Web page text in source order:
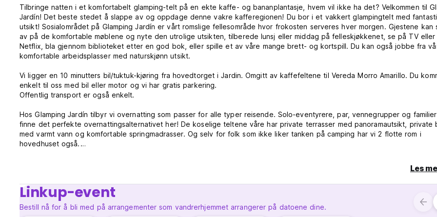
Tilbringe natten i et komfortabelt glamping-telt på en ekte kaffe- og bananplantasje, hvem vil ikke ha det? Velkommen til
Jardín! Det beste stedet å slappe av og oppdage denne vakre kafferegionen! Du bor i et vakkert glampingtelt med
utsikt! Sosialområdet på Glamping Jardín er vårt romslige fellesområde hvor frokosten serveres hver morgen. Gjestene kan
av på de komfortable møblene og nyte den utrolige utsikten, tilberede lunsj eller middag på felleskjøkkenet, se på TV eller
Netflix, bla gjennom biblioteket etter en god bok, eller spille et av våre mange brett- og kortspill. Du kan også jobbe fra
komfortable arbeidsplasser med naturskjønn utsikt.
Vi ligger en 10 minutters bil/tuktuk-kjøring fra hovedtorget i Jardin. Omgitt av kaffefeltene til Vereda Morro Amarillo. Du
enkelt til oss med bil eller motor og vi har gratis parkering.
Offentlig transport er også enkelt.
Hos Glamping Jardín tilbyr vi overnatting som passer for alle typer reisende. Solo-eventyrere, par, vennegrupper og
finne det perfekte overnattingsalternativet her! De koselige teltene våre har private terrasser med panoramautsikt, private
med varmt vann og komfortable springmadrasser. Og selv for folk som ikke liker tanken på camping har vi 2 flotte rom i
hovedhuset også.
Avbestillingsregler: 2 dager før ankomst. Ved sen avbestilling eller manglende oppmøte, vil du bli belastet den første
oppholdet.
Innsjekking fra 15.00 til 22.00 (senere er mulig på forespørsel)
Les
Linkup-event
Bestill nå for å bli med på arrangementer som vandrerhjemmet arrangerer på datoene dine.